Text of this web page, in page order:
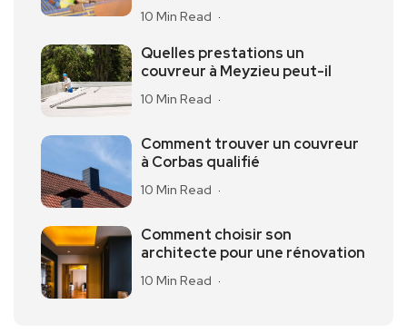
10 Min Read
Quelles prestations un
couvreur à Meyzieu peut-il
10 Min Read
Comment trouver un couvreur
à Corbas qualifié
10 Min Read
Comment choisir son
architecte pour une rénovation
10 Min Read